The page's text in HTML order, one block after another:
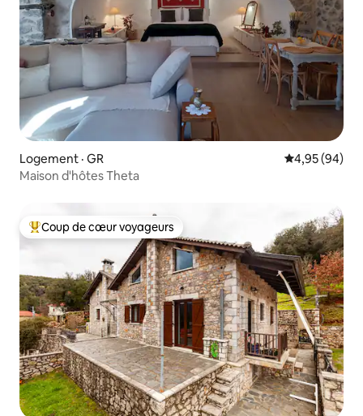
Logement · GR Note
4,95 (94)
Maison d'hôtes Theta
Coup de cœur voyageurs parmi les plus aimés
Coup de cœur voyageurs